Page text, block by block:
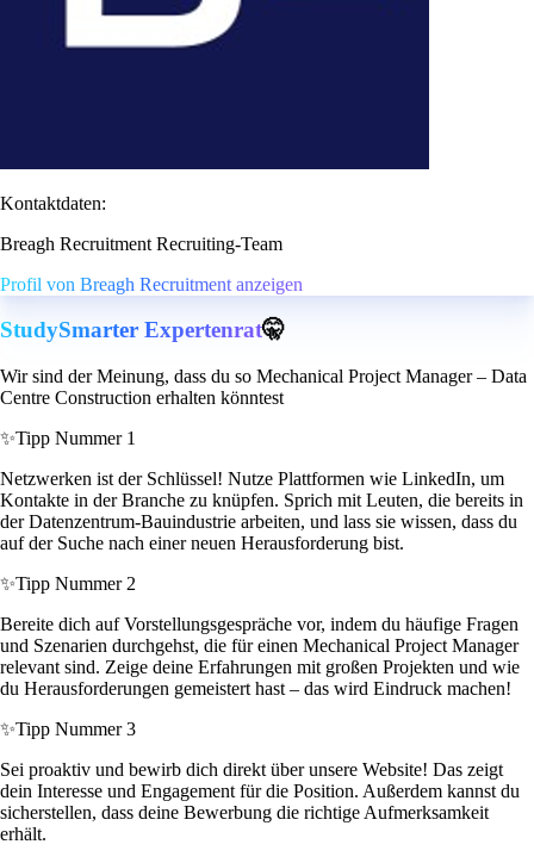
Kontaktdaten:
Breagh Recruitment Recruiting-Team
Profil von Breagh Recruitment anzeigen
StudySmarter Expertenrat🤫
Wir sind der Meinung, dass du so Mechanical Project Manager – Data
Centre Construction erhalten könntest
✨Tipp Nummer 1
Netzwerken ist der Schlüssel! Nutze Plattformen wie LinkedIn, um
Kontakte in der Branche zu knüpfen. Sprich mit Leuten, die bereits in
der Datenzentrum-Bauindustrie arbeiten, und lass sie wissen, dass du
auf der Suche nach einer neuen Herausforderung bist.
✨Tipp Nummer 2
Bereite dich auf Vorstellungsgespräche vor, indem du häufige Fragen
und Szenarien durchgehst, die für einen Mechanical Project Manager
relevant sind. Zeige deine Erfahrungen mit großen Projekten und wie
du Herausforderungen gemeistert hast – das wird Eindruck machen!
✨Tipp Nummer 3
Sei proaktiv und bewirb dich direkt über unsere Website! Das zeigt
dein Interesse und Engagement für die Position. Außerdem kannst du
sicherstellen, dass deine Bewerbung die richtige Aufmerksamkeit
erhält.